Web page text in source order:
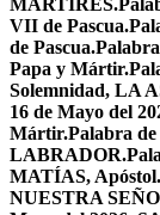
MÁRTIRES.
VII de Pascua.
de Pascua.
Papa y Mártir.
Solemnidad, LA
16 de Mayo del
Mártir.Palabra
LABRADOR.
MATÍAS, Apóstol.
NUESTRA